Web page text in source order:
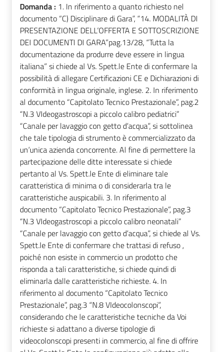
Domanda : 1. In riferimento a quanto richiesto nel
documento “C) Disciplinare di Gara”, “14. MODALITÀ DI
PRESENTAZIONE DELL’OFFERTA E SOTTOSCRIZIONE
DEI DOCUMENTI DI GARA”pag.13/28, “Tutta la
documentazione da produrre deve essere in lingua
italiana” si chiede al Vs. Spett.le Ente di confermare la
possibilità di allegare Certificazioni CE e Dichiarazioni di
conformità in lingua originale, inglese. 2. In riferimento
al documento “Capitolato Tecnico Prestazionale”, pag.2
“N.3 VIdeogastroscopi a piccolo calibro pediatrici”
“Canale per lavaggio con getto d’acqua”, si sottolinea
che tale tipologia di strumento è commercializzato da
un’unica azienda concorrente. Al fine di permettere la
partecipazione delle ditte interessate si chiede
pertanto al Vs. Spett.le Ente di eliminare tale
caratteristica di minima o di considerarla tra le
caratteristiche auspicabili. 3. In riferimento al
documento “Capitolato Tecnico Prestazionale”, pag.3
“N.3 VIdeogastroscopi a piccolo calibro neonatali”
“Canale per lavaggio con getto d’acqua”, si chiede al Vs.
Spett.le Ente di confermare che trattasi di refuso ,
poiché non esiste in commercio un prodotto che
risponda a tali caratteristiche, si chiede quindi di
eliminarla dalle caratteristiche richieste. 4. In
riferimento al documento “Capitolato Tecnico
Prestazionale”, pag.3 “N.8 VIdeocolonscopi”,
considerando che le caratteristiche tecniche da Voi
richieste si adattano a diverse tipologie di
videocolonscopi presenti in commercio, al fine di offrire